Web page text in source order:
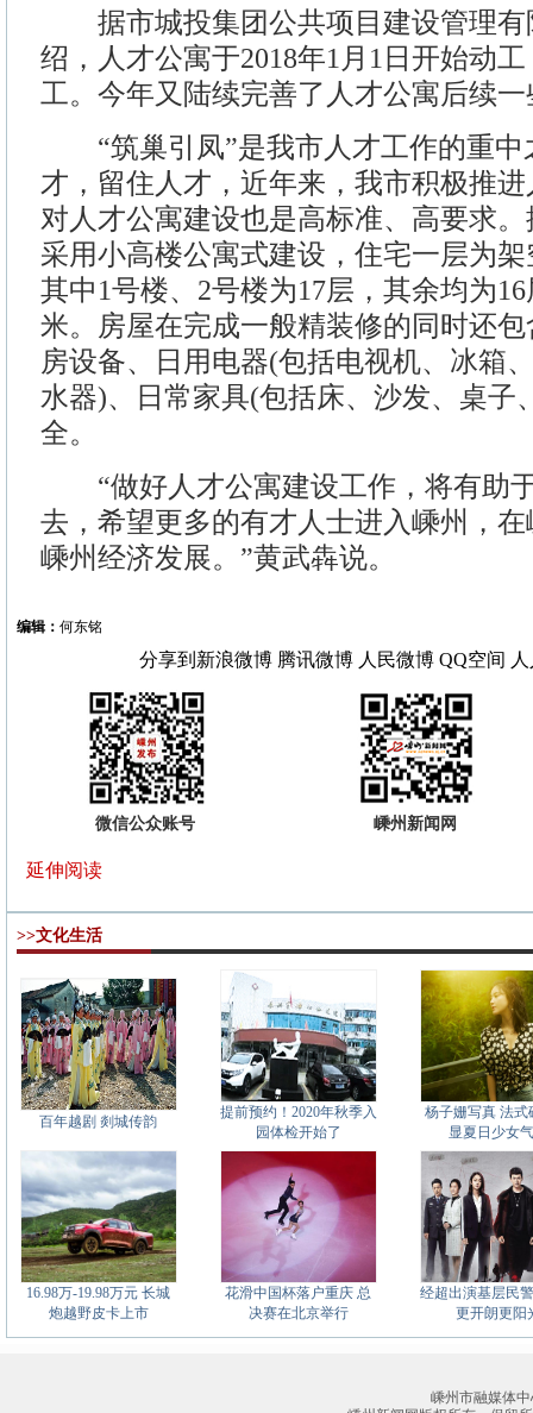
据市城投集团公共项目建设管理有
绍，人才公寓于2018年1月1日开始动
工。今年又陆续完善了人才公寓后续
“筑巢引凤”是我市人才工作的重中
才，留住人才，近年来，我市积极推
对人才公寓建设也是高标准、高要求
采用小高楼公寓式建设，住宅一层为
其中1号楼、2号楼为17层，其余均为
米。房屋在完成一般精装修的同时还
房设备、日用电器(包括电视机、冰箱
水器)、日常家具(包括床、沙发、桌子
全。
“做好人才公寓建设工作，将有助
去，希望更多的有才人士进入嵊州，
嵊州经济发展。”黄武犇说。
编辑： 何东铭
分享到 新浪微博 腾讯微博 人民微博 QQ空间
微信公众账号 嵊州新闻网
延伸阅读
>>文化生活
百年越剧 剡城传韵
提前预约！2020年秋季入
园体检开始了
杨子姗写真 法式
显夏日少女
16.98万-19.98万元 长城
炮越野皮卡上市
花滑中国杯落户重庆 总
决赛在北京举行
经超出演基层民
更开朗更阳
嵊州市融媒体